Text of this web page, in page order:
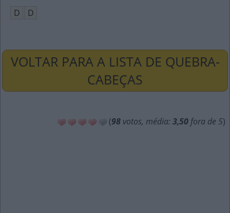
D
D
VOLTAR PARA A LISTA DE QUEBRA-
CABEÇAS
(98 votos, média: 3,50 fora de 5)